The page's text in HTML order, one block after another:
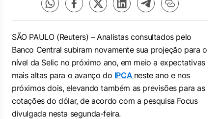
SÃO PAULO (Reuters) – Analistas consultados pelo
Banco Central subiram novamente sua projeção para o
nível da Selic no próximo ano, em meio a expectativas
mais altas para o avanço do IPCA neste ano e nos
próximos dois, elevando também as previsões para as
cotações do dólar, de acordo com a pesquisa Focus
divulgada nesta segunda-feira.